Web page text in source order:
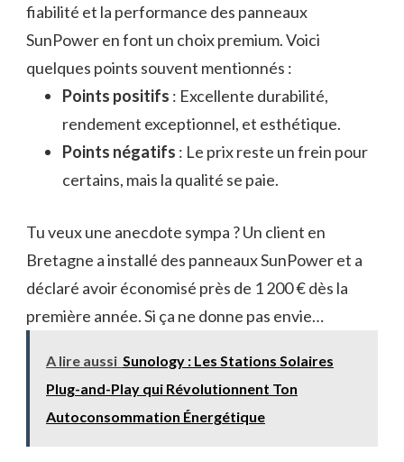
fiabilité et la performance des panneaux
SunPower en font un choix premium. Voici
quelques points souvent mentionnés :
Points positifs : Excellente durabilité,
rendement exceptionnel, et esthétique.
Points négatifs : Le prix reste un frein pour
certains, mais la qualité se paie.
Tu veux une anecdote sympa ? Un client en
Bretagne a installé des panneaux SunPower et a
déclaré avoir économisé près de 1 200 € dès la
première année. Si ça ne donne pas envie…
A lire aussi Sunology : Les Stations Solaires
Plug-and-Play qui Révolutionnent Ton
Autoconsommation Énergétique